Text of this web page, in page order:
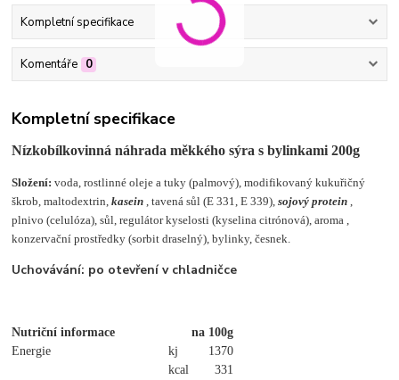
Kompletní specifikace
Komentáře 0
Kompletní specifikace
Nízkobílkovinná náhrada měkkého sýra s bylinkami 200g
Složení:voda, rostlinné oleje a tuky (palmový), modifikovaný kukuřičný
škrob, maltodextrin,kasein , tavená sůl (E 331, E 339),sojový protein
plnivo (celulóza), sůl, regulátor kyselosti (kyselina citrónová), aroma ,
konzervační prostředky (sorbit draselný), bylinky, česnek.
Uchovávání: po otevření v chladničce
Nutriční informace
na 100g
Energie
kj
1370
kcal
331